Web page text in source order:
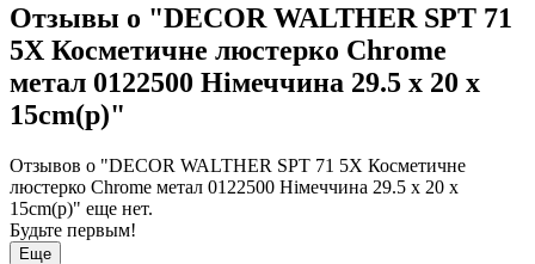
Отзывы о "DECOR WALTHER SPT 71
5X Косметичне люстерко Chrome
метал 0122500 Німеччина 29.5 x 20 x
15cm(р)"
Отзывов о "DECOR WALTHER SPT 71 5X Косметичне
люстерко Chrome метал 0122500 Німеччина 29.5 x 20 x
15cm(р)" еще нет.
Будьте первым!
Еще